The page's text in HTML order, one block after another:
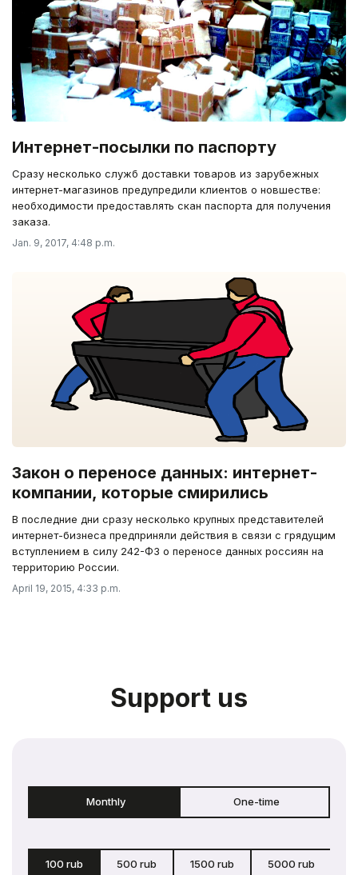
Интернет-посылки по паспорту
Сразу несколько служб доставки товаров из зарубежных
интернет-магазинов предупредили клиентов о новшестве:
необходимости предоставлять скан паспорта для получения
заказа.
Jan. 9, 2017, 4:48 p.m.
Закон о переносе данных: интернет-
компании, которые смирились
В последние дни сразу несколько крупных представителей
интернет-бизнеса предприняли действия в связи с грядущим
вступлением в силу 242-ФЗ о переносе данных россиян на
территорию России.
April 19, 2015, 4:33 p.m.
Support us
Monthly One-time
100 rub 500 rub 1500 rub 5000 rub